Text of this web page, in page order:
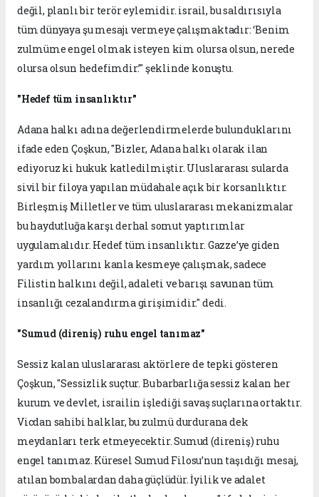
değil, planlı bir terör eylemidir. israil, bu saldırısıyla
tüm dünyaya şu mesajı vermeye çalışmaktadır: ‘Benim
zulmüme engel olmak isteyen kim olursa olsun, nerede
olursa olsun hedefimdir.’" şeklinde konuştu.
"Hedef tüm insanlıktır"
Adana halkı adına değerlendirmelerde bulunduklarını
ifade eden Çoşkun, "Bizler, Adana halkı olarak ilan
ediyoruz ki hukuk katledilmiştir. Uluslararası sularda
sivil bir filoya yapılan müdahale açık bir korsanlıktır.
Birleşmiş Milletler ve tüm uluslararası mekanizmalar
bu haydutluğa karşı derhal somut yaptırımlar
uygulamalıdır. Hedef tüm insanlıktır. Gazze’ye giden
yardım yollarını kanla kesmeye çalışmak, sadece
Filistin halkını değil, adaleti ve barışı savunan tüm
insanlığı cezalandırma girişimidir." dedi.
"Sumud (direniş) ruhu engel tanımaz"
Sessiz kalan uluslararası aktörlere de tepki gösteren
Çoşkun, "Sessizlik suçtur. Bu barbarlığa sessiz kalan her
kurum ve devlet, israilin işlediği savaş suçlarına ortaktır.
Vicdan sahibi halklar, bu zulmü durdurana dek
meydanları terk etmeyecektir. Sumud (direniş) ruhu
engel tanımaz. Küresel Sumud Filosu’nun taşıdığı mesaj,
atılan bombalardan daha güçlüdür. İyilik ve adalet